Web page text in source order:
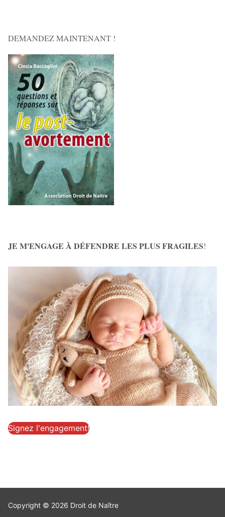
DEMANDEZ MAINTENANT !
JE M'ENGAGE À DÉFENDRE LES PLUS FRAGILES!
Signez l'engagement!
Copyright © 2026 Droit de Naître